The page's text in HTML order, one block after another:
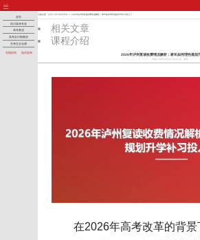
首页
四川高考专攻
高考复读
高考全日制集训
艺考生文化课
在线咨询 电话咨询
当前位置： 首页 >>四川高考专攻>> 2026年泸州复读收费情况解析：家长如何理性规划升学补习投入？
相关文章
课程介绍
2026年泸州复读收费情况解析：家长如何理性规划
时间：2026-05-31 10:04:28 来源：
在2026年高考改革的背